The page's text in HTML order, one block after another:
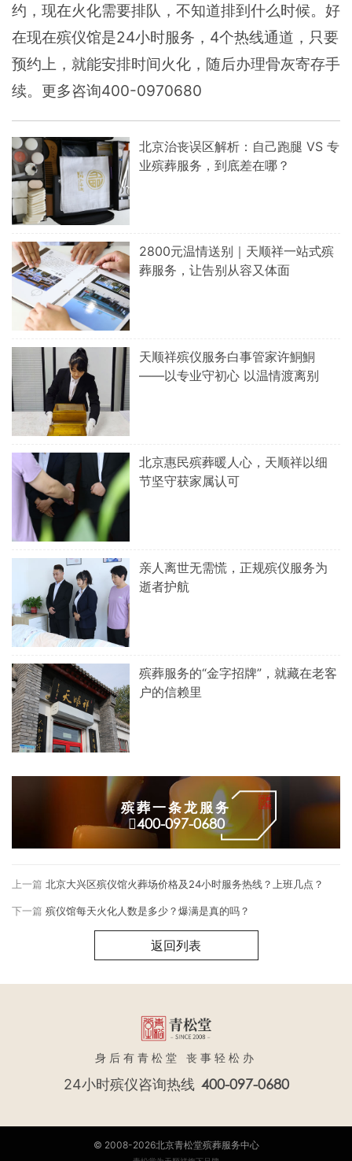
约，现在火化需要排队，不知道排到什么时候。好
在现在殡仪馆是24小时服务，4个热线通道，只要
预约上，就能安排时间火化，随后办理骨灰寄存手
续。更多咨询400-0970680
北京治丧误区解析：自己跑腿 VS 专
业殡葬服务，到底差在哪？
2800元温情送别｜天顺祥一站式殡
葬服务，让告别从容又体面
天顺祥殡仪服务白事管家许鮦鮦
——以专业守初心 以温情渡离别
北京惠民殡葬暖人心，天顺祥以细
节坚守获家属认可
亲人离世无需慌，正规殡仪服务为
逝者护航
殡葬服务的“金字招牌”，就藏在老客
户的信赖里
殡葬一条龙服务
400-097-0680
上一篇 北京大兴区殡仪馆火葬场价格及24小时服务热线？上班几点？
返回列表
下一篇 殡仪馆每天火化人数是多少？爆满是真的吗？
身后有青松堂 丧事轻松办
24小时殡仪咨询热线 400-097-0680
© 2008-2026北京青松堂殡葬服务中心